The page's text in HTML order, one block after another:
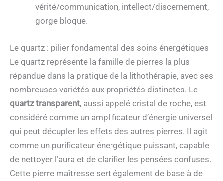
vérité/communication, intellect/discernement,
gorge bloque.
Le quartz : pilier fondamental des soins énergétiques
Le quartz représente la famille de pierres la plus
répandue dans la pratique de la lithothérapie, avec ses
nombreuses variétés aux propriétés distinctes. Le
quartz transparent, aussi appelé cristal de roche, est
considéré comme un amplificateur d’énergie universel
qui peut décupler les effets des autres pierres. Il agit
comme un purificateur énergétique puissant, capable
de nettoyer l’aura et de clarifier les pensées confuses.
Cette pierre maîtresse sert également de base à de